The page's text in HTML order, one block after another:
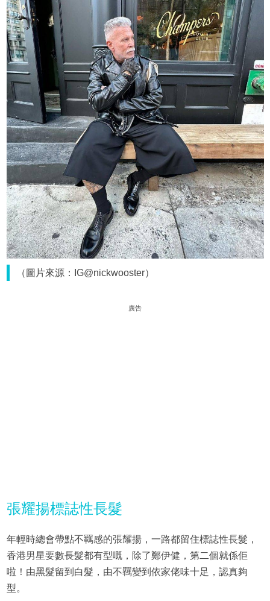
（圖片來源：IG@nickwooster）
廣告
張耀揚標誌性長髮
年輕時總會帶點不羈感的張耀揚，一路都留住標誌性長髮，
香港男星要數長髮都有型嘅，除了鄭伊健，第二個就係佢
啦！由黑髮留到白髮，由不羈變到依家佬味十足，認真夠
型。